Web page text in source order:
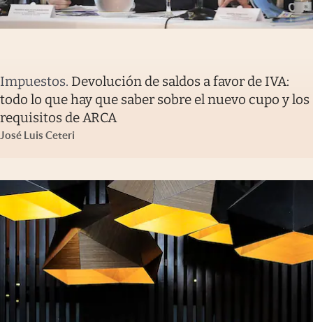
Impuestos. Devolución de saldos a favor de IVA:
todo lo que hay que saber sobre el nuevo cupo y los
requisitos de ARCA
José Luis Ceteri